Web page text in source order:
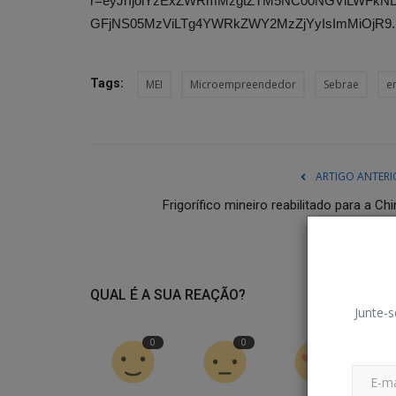
Junte-
GFjNS05MzViLTg4YWRkZWY2MzZjYyIsImMiOjR9.
Tags: MEI Microempreendedor Sebrae
ARTIGO
Frigorífico mineiro reabilitado para a
QUAL É A SUA REAÇÃO?
0 0
Falecimentos